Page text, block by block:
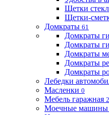
Щетки
Щетки-
Домкраты 61
Домкраты
Домкраты
Домкраты
Домкраты
Домкраты
Лебедки
Масленки 0
Мебель гаражная 2
Моечные машины